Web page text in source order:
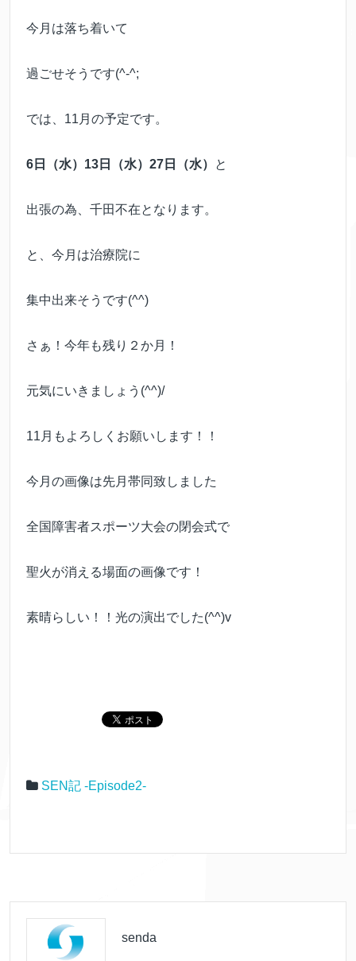
今月は落ち着いて
過ごせそうです(^-^;
では、11月の予定です。
6日（水）13日（水）27日（水） と
出張の為、千田不在となります。
と、今月は治療院に
集中出来そうです(^^)
さぁ！今年も残り２か月！
元気にいきましょう(^^)/
11月もよろしくお願いします！！
今月の画像は先月帯同致しました
全国障害者スポーツ大会の閉会式で
聖火が消える場面の画像です！
素晴らしい！！光の演出でした(^^)v
SEN記 -Episode2-
senda